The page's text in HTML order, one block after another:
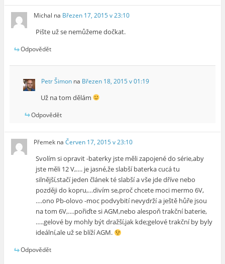
Michal na Březen 17, 2015 v 23:10
Pište už se nemůžeme dočkat.
Odpovědět
Petr Šimonna Březen 18, 2015 v 01:19
Už na tom dělám
Odpovědět
Přemek naČerven 17, 2015 v 23:10
Svolím si opravit -baterky jste měli zapojené do série,aby
jste měli 12 V,…. je jasné,že slabší baterka cucá tu
silnější,stačí jeden článek té slabší a vše jde dříve nebo
později do kopru,…divím se,proč chcete moci mermo 6V,
….ono Pb-olovo -moc podvybití nevydrží a ještě hůře jsou
na tom 6V,….pořiďte si AGM,nebo alespoň trakční baterie,
…..gelové by mohly být dražší,jak kde;gelové trakční by byly
ideální,ale už se blíží AGM.
Odpovědět